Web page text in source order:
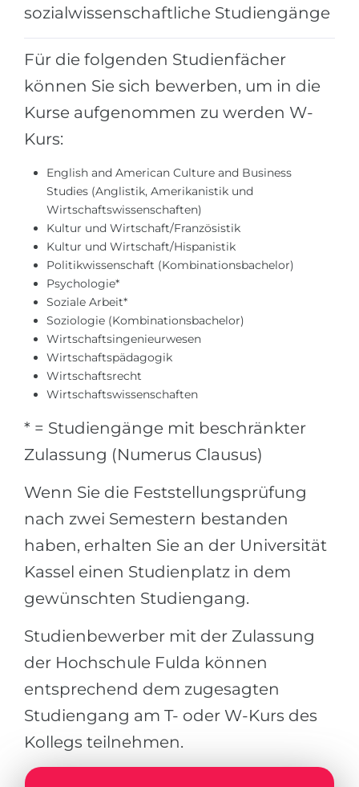
Städte
BERUFE
Berufe
Studienfächer
Beispiel-Stellenangebote
BERUFSORIENTIERUNG
Holland-Test
Interessenkarte-Test
RIASEC-Test
Erfolg zu
100%
Unsere Studierenden werden
BERATUNG!
Medizin
Ingenieurwesen
Physik
Management
Anderes Fach
BEWERBEN AUS …
Russland
Ukraine
Kasachstan
Aserbaidschan
Armenien
Belarus
BERATUNG BUCHEN
sozialwissenschaftliche Studiengänge
Für die folgenden Studienfächer
können Sie sich bewerben, um in die
Kurse aufgenommen zu werden W-
Kurs:
English and American Culture and Business
Studies (Anglistik, Amerikanistik und
Wirtschaftswissenschaften)
Kultur und Wirtschaft/Französistik
Kultur und Wirtschaft/Hispanistik
Politikwissenschaft (Kombinationsbachelor)
Psychologie*
Soziale Arbeit*
Soziologie (Kombinationsbachelor)
Wirtschaftsingenieurwesen
Wirtschaftspädagogik
Wirtschaftsrecht
Wirtschaftswissenschaften
* = Studiengänge mit beschränkter
Zulassung (Numerus Clausus)
Wenn Sie die Feststellungsprüfung
nach zwei Semestern bestanden
haben, erhalten Sie an der Universität
Kassel einen Studienplatz in dem
gewünschten Studiengang.
Studienbewerber mit der Zulassung
der Hochschule Fulda können
entsprechend dem zugesagten
Studiengang am T- oder W-Kurs des
Kollegs teilnehmen.